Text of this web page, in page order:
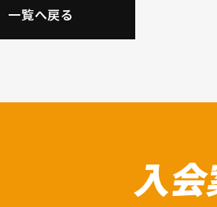
一覧へ戻る
入